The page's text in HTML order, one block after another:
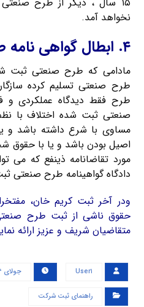
نخواهد آمد.
۴. ابطال گواهی نامه طرح صنعتی
مادامی که طرح صنعتی ثبت
طرح صنعتی تسلیم کرده
طرح فقط دیدگاه عملکردی و
صنعتی ثبت شده اختلاف با
مساوی با شرع داشته باشد و
اصیل بودن باشد و یا با حقوق
مورد تقاضانامه ذینفع که می
دادگاه گواهینامه طرح صنعتی
ودر آخر ثبت کریم خان،
حقوق ناشی از ثبت طرح
متقاضیان شریف و عزیز ارائه
User۱ جولای ۲۴, ۲۰۱۹
راهنمای ثبت شرکت